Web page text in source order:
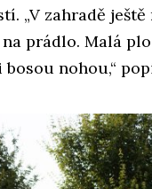
„V zahradě
na prádlo. Malá
nohou,“